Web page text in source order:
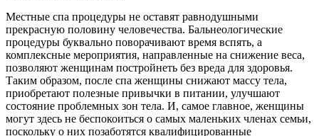
Местные спа процедуры не оставят равнодушными
прекрасную половину человечества. Бальнеологические
процедуры буквально поворачивают время вспять, а
комплексные мероприятия, направленные на снижение веса,
позволяют женщинам постройнеть без вреда для здоровья.
Таким образом, после спа женщины снижают массу тела,
приобретают полезные привычки в питании, улучшают
состояние проблемных зон тела. И, самое главное, женщины
могут здесь не беспокоиться о самых маленьких членах семьи,
поскольку о них позаботятся квалифицированные